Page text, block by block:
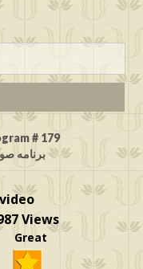
# 179
برنامه صوتی
Views